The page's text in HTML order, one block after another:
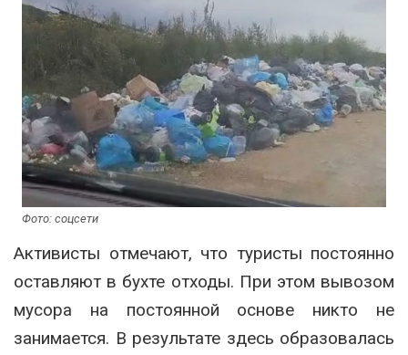
Фото: соцсети
Активисты отмечают, что туристы постоянно
оставляют в бухте отходы. При этом вывозом
мусора на постоянной основе никто не
занимается. В результате здесь образовалась